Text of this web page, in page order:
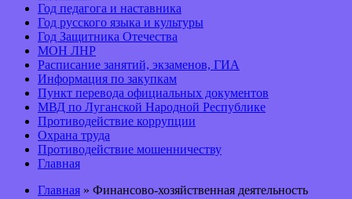
Год педагога и наставника
Год русского языка и культуры
Год Защитника Отечества
МОН ЛНР
Расписание занятий, экзаменов, ГИА
Информация по закупкам
Пункт перевода официальных документов
МВД по Луганской Народной Республике
Противодействие коррупции
Охрана труда
Противодействие мошенничеству
Главная
Главная » Финансово-хозяйственная деятельность